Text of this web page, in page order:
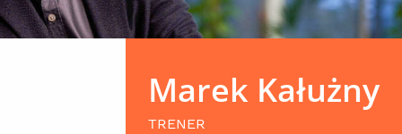
Marek Kałużny
TRENER